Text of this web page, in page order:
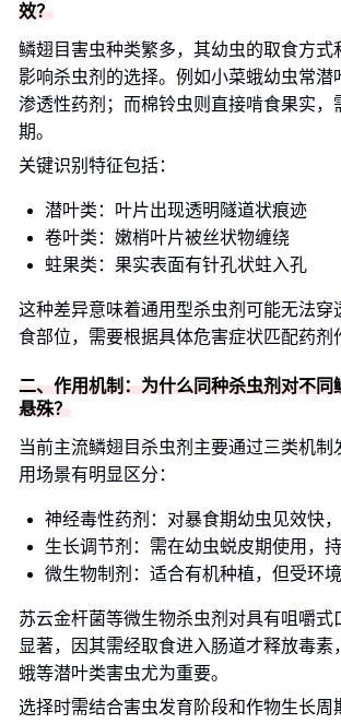
效？
鳞翅目害虫种类繁多，其幼虫的取食方式
影响杀虫剂的选择。例如小菜蛾幼虫常潜
渗透性药剂；而棉铃虫则直接啃食果实，
期。
关键识别特征包括：
潜叶类：叶片出现透明隧道状痕迹
卷叶类：嫩梢叶片被丝状物缠绕
蛀果类：果实表面有针孔状蛀入孔
这种差异意味着通用型杀虫剂可能无法穿
食部位，需要根据具体危害症状匹配药剂
二、作用机制：为什么同种杀虫剂对不同
悬殊？
当前主流鳞翅目杀虫剂主要通过三类机制
用场景有明显区分：
神经毒性药剂：对暴食期幼虫见效快
生长调节剂：需在幼虫蜕皮期使用，
微生物制剂：适合有机种植，但受环
苏云金杆菌等微生物杀虫剂对具有咀嚼式
显著，因其需经取食进入肠道才释放毒素
蛾等潜叶类害虫尤为重要。
选择时需结合害虫发育阶段和作物生长周